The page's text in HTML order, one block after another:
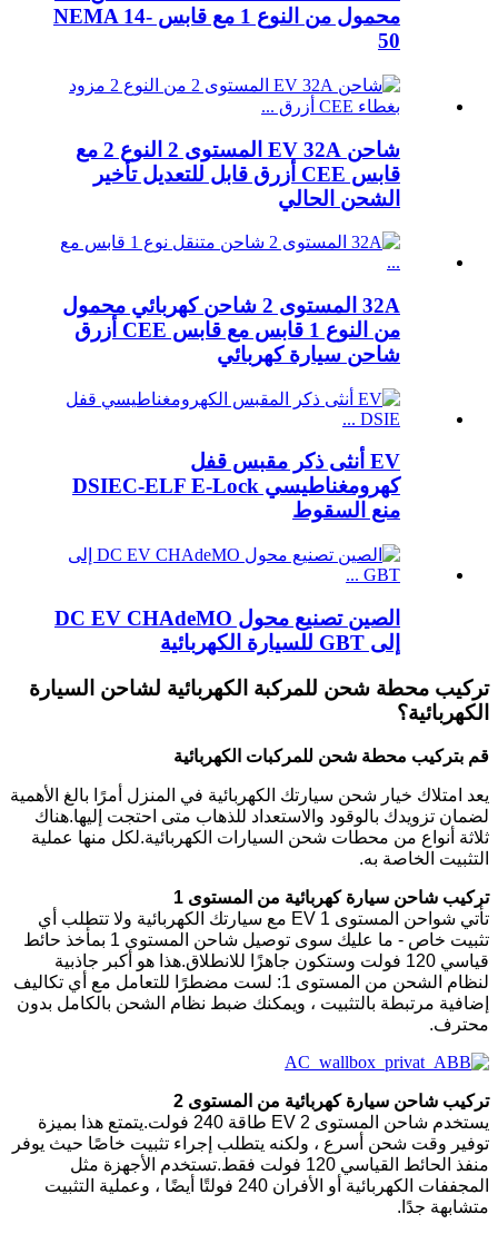
محمول من النوع 1 مع قابس NEMA 14-
50
شاحن EV 32A المستوى 2 النوع 2 مع
قابس CEE أزرق قابل للتعديل تأخير
الشحن الحالي
32A المستوى 2 شاحن كهربائي محمول
من النوع 1 قابس مع قابس CEE أزرق
شاحن سيارة كهربائي
EV أنثى ذكر مقبس قفل
كهرومغناطيسي DSIEC-ELF E-Lock
منع السقوط
الصين تصنيع محول DC EV CHAdeMO
إلى GBT للسيارة الكهربائية
تركيب محطة شحن للمركبة الكهربائية لشاحن السيارة
الكهربائية؟
قم بتركيب محطة شحن للمركبات الكهربائية
يعد امتلاك خيار شحن سيارتك الكهربائية في المنزل أمرًا بالغ الأهمية
لضمان تزويدك بالوقود والاستعداد للذهاب متى احتجت إليها.هناك
ثلاثة أنواع من محطات شحن السيارات الكهربائية.لكل منها عملية
التثبيت الخاصة به.
تركيب شاحن سيارة كهربائية من المستوى 1
تأتي شواحن المستوى 1 EV مع سيارتك الكهربائية ولا تتطلب أي
تثبيت خاص - ما عليك سوى توصيل شاحن المستوى 1 بمأخذ حائط
قياسي 120 فولت وستكون جاهزًا للانطلاق.هذا هو أكبر جاذبية
لنظام الشحن من المستوى 1: لست مضطرًا للتعامل مع أي تكاليف
إضافية مرتبطة بالتثبيت ، ويمكنك ضبط نظام الشحن بالكامل بدون
محترف.
تركيب شاحن سيارة كهربائية من المستوى 2
يستخدم شاحن المستوى 2 EV طاقة 240 فولت.يتمتع هذا بميزة
توفير وقت شحن أسرع ، ولكنه يتطلب إجراء تثبيت خاصًا حيث يوفر
منفذ الحائط القياسي 120 فولت فقط.تستخدم الأجهزة مثل
المجففات الكهربائية أو الأفران 240 فولتًا أيضًا ، وعملية التثبيت
متشابهة جدًا.